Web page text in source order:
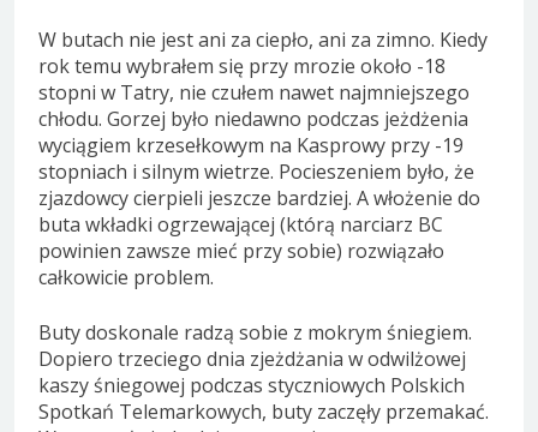
W butach nie jest ani za ciepło, ani za zimno. Kiedy
rok temu wybrałem się przy mrozie około -18
stopni w Tatry, nie czułem nawet najmniejszego
chłodu. Gorzej było niedawno podczas jeżdżenia
wyciągiem krzesełkowym na Kasprowy przy -19
stopniach i silnym wietrze. Pocieszeniem było, że
zjazdowcy cierpieli jeszcze bardziej. A włożenie do
buta wkładki ogrzewającej (którą narciarz BC
powinien zawsze mieć przy sobie) rozwiązało
całkowicie problem.
Buty doskonale radzą sobie z mokrym śniegiem.
Dopiero trzeciego dnia zjeżdżania w odwilżowej
kaszy śniegowej podczas styczniowych Polskich
Spotkań Telemarkowych, buty zaczęły przemakać.